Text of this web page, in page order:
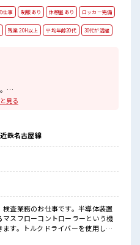
仕事 制服あり 休憩室あり ロッカー完備
残業 20H以上 平均年齢20代 30代が活躍
抜でなければOKです！
安だけど、
していきましょう！
見る
鉄名古屋線
検査業務のお仕事です。半導体装置
マスフローコントローラーという機
す。トルクドライバーを使用して
パソコンで入力したりする業務を